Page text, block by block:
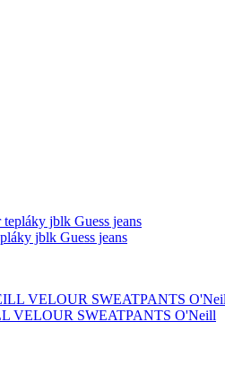
jblk Guess jeans
VELOUR SWEATPANTS O'Neill